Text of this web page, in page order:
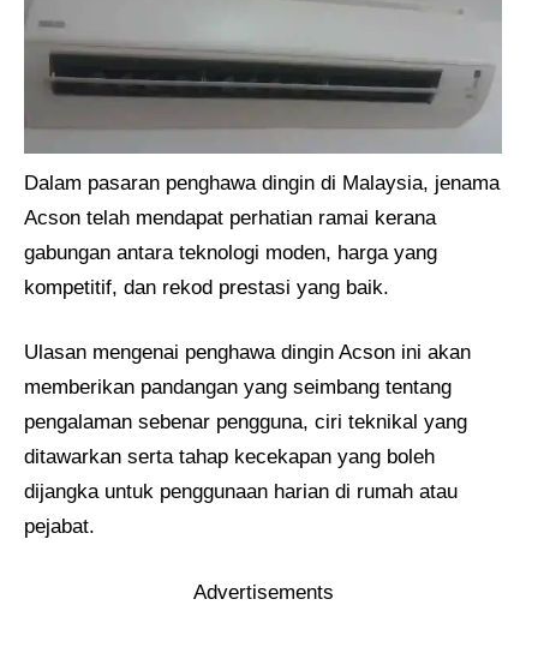
Dalam pasaran penghawa dingin di Malaysia, jenama
Acson telah mendapat perhatian ramai kerana
gabungan antara teknologi moden, harga yang
kompetitif, dan rekod prestasi yang baik.
Ulasan mengenai penghawa dingin Acson ini akan
memberikan pandangan yang seimbang tentang
pengalaman sebenar pengguna, ciri teknikal yang
ditawarkan serta tahap kecekapan yang boleh
dijangka untuk penggunaan harian di rumah atau
pejabat.
Advertisements